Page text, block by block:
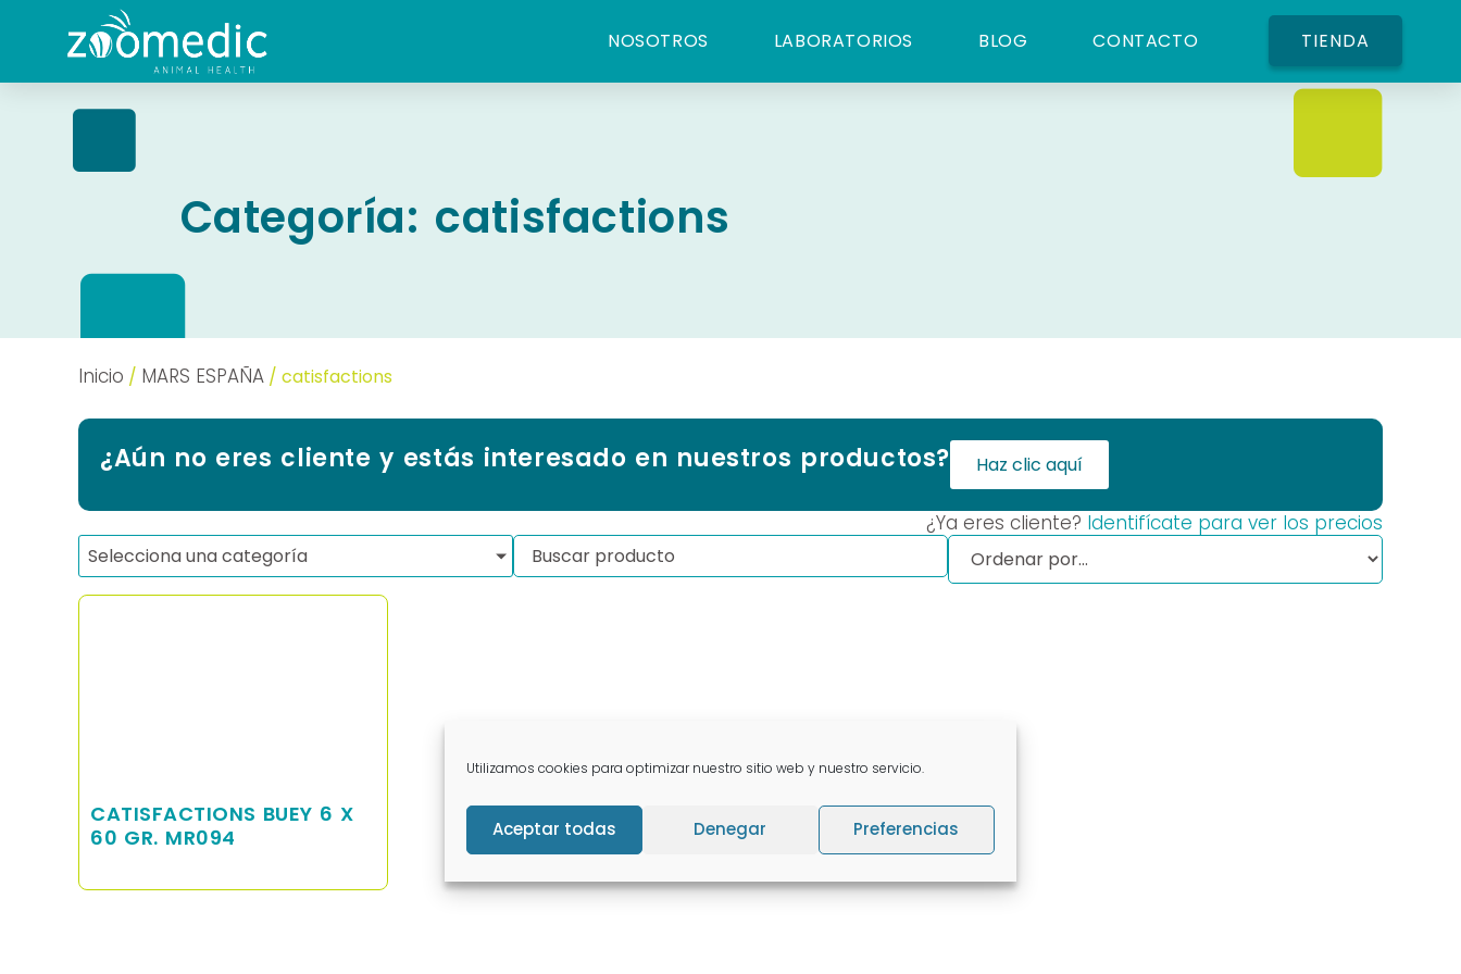
Utilizamos cookies para optimizar nuestro sitio web y nuestro servicio.
Aceptar todas Denegar Preferencias
NOSOTROS LABORATORIOS BLOG CONTACTO TIENDA
Categoría: catisfactions
Inicio / MARS ESPAÑA / catisfactions
¿Aún no eres cliente y estás interesado en nuestros productos? Haz clic aquí
¿Ya eres cliente? Identifícate para ver los precios
Selecciona una categoría
CATISFACTIONS BUEY 6 X
60 GR. MR094